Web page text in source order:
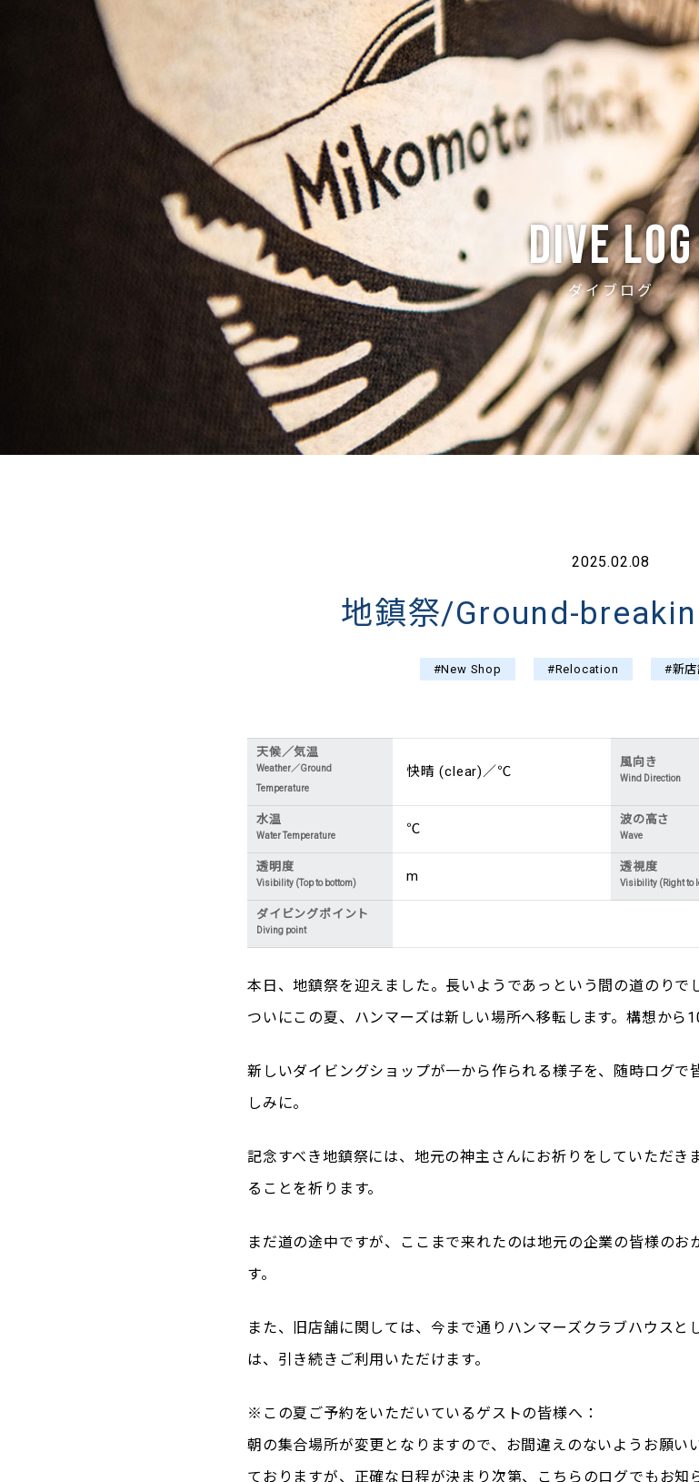
ABOUT NEWS DIVE LOG
Dive log
ダイブログ
2025.02.08
地鎮祭/Ground-
#New Shop #Relocation #新店
天候／気温
Weather／Ground
Temperature
快晴 (clear)／℃
風向き
Wind Direction
水温
Water Temperature ℃
波の高さ
Wave
透明度
Visibility (Top to bottom) m
透視度
Visibility (Right to
ダイビングポイント
Diving point
本日、地鎮祭を迎えました。長いようであっという間の道のりで
ついにこの夏、ハンマーズは新しい場所へ移転します。構想から
新しいダイビングショップが一から作られる様子を、随時ログで
しみに。
記念すべき地鎮祭には、地元の神主さんにお祈りをしていただき
ることを祈ります。
まだ道の途中ですが、ここまで来れたのは地元の企業の皆様のお
す。
また、旧店舗に関しては、今まで通りハンマーズクラブハウス
は、引き続きご利用いただけます。
※この夏ご予約をいただいているゲストの皆様へ：
朝の集合場所が変更となりますので、お間違えのないようお願い
ておりますが、正確な日程が決まり次第、こちらのログでもお知